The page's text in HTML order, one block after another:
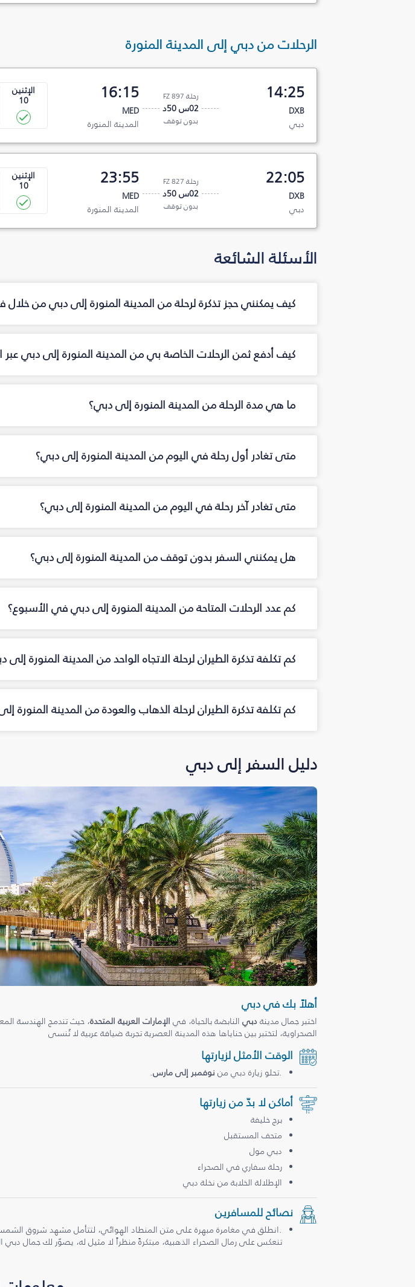
الرحلات من دبي إلى المدينة المنورة
14:25
DXB
دبي
رحلة FZ 897
02س 50د
بدون توقف
16:15
MED
المدينة المنورة
الإثنين
10
22:05
DXB
دبي
رحلة FZ 827
02س 50د
بدون توقف
23:55
MED
المدينة المنورة
الإثنين
10
الأسئلة الشائعة
كيف يمكنني حجز تذكرة لرحلة من المدينة المنورة إلى دبي من خلال
كيف أدفع ثمن الرحلات الخاصة بي من المدينة المنورة إلى دبي عبر
ما هي مدة الرحلة من المدينة المنورة إلى دبي؟
متى تغادر أول رحلة في اليوم من المدينة المنورة إلى دبي؟
متى تغادر آخر رحلة في اليوم من المدينة المنورة إلى دبي؟
هل يمكنني السفر بدون توقف من المدينة المنورة إلى دبي؟
كم عدد الرحلات المتاحة من المدينة المنورة إلى دبي في الأسبوع؟
كم تكلفة تذكرة الطيران لرحلة الاتجاه الواحد من المدينة المنورة إلى
كم تكلفة تذكرة الطيران لرحلة الذهاب والعودة من المدينة المنورة
دليل السفر إلى دبي
أهلاً بك في دبي
اختبر جمال مدينةدبي النابضة بالحياة، في الإمارات العربية المتحدة، حيث تندمج الهندسة
الصحراوية، لتختبر بين حناياها هذه المدينة العصرية تجربة ضيافة عربية لا تُنسى
الوقت الأمثل لزيارتها
.تحلو زيارة دبي من نوفمبر إلى مارس.
أماكن لا بدّ من زيارتها
برج خليفة
متحف المستقبل
دبي مول
رحلة سفاري في الصحراء
الإطلالة الخلابة من نخلة دبي
نصائح للمسافرين
.انطلق في مغامرة مبهرة على متن المنطاد الهوائي، لتتأمل مشهد شروق
تنعكس على رمال الصحراء الذهبية، مبتكرةً منظراً لا مثيل له، يصوّر لك جمال دبي